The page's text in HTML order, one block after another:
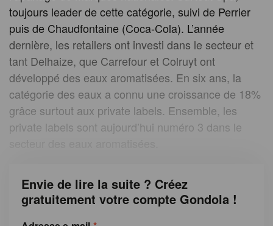
toujours leader de cette catégorie, suivi de Perrier
puis de Chaudfontaine (Coca-Cola). L’année
dernière, les retailers ont investi dans le secteur et
tant Delhaize, que Carrefour et Colruyt ont
développé des eaux aromatisées. En six ans, la
catégorie des eaux a connu une croissance de 18%
grâce surtout aux private labels. Ensemble, les
private labels sont aujourd’hui numéro 3 dans le
Envie de lire la suite ? Créez
gratuitement votre compte Gondola !